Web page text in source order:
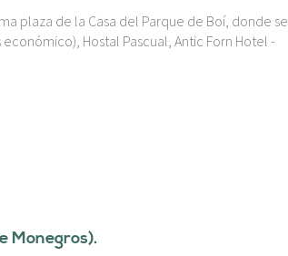
plaza de la Casa del Parque de Boí, donde se
Hostal Pascual, Antic Forn Hotel -
Monegros).